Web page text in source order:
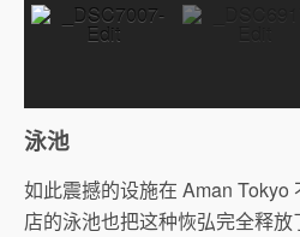
泳池
如此震撼的设施在 Aman Tokyo
店的泳池也把这种恢弘完全释